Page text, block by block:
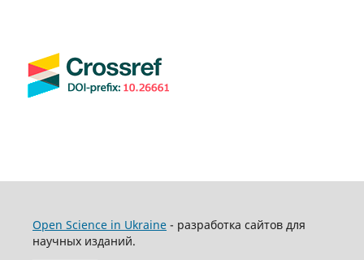
Open Science in Ukraine- разработка сайтов для
научных изданий.